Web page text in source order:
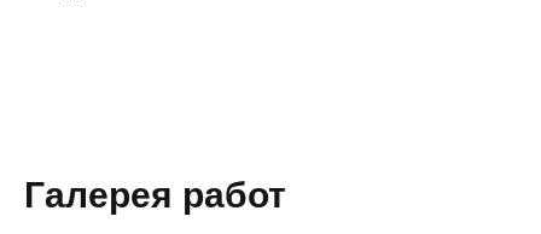
Галерея работ